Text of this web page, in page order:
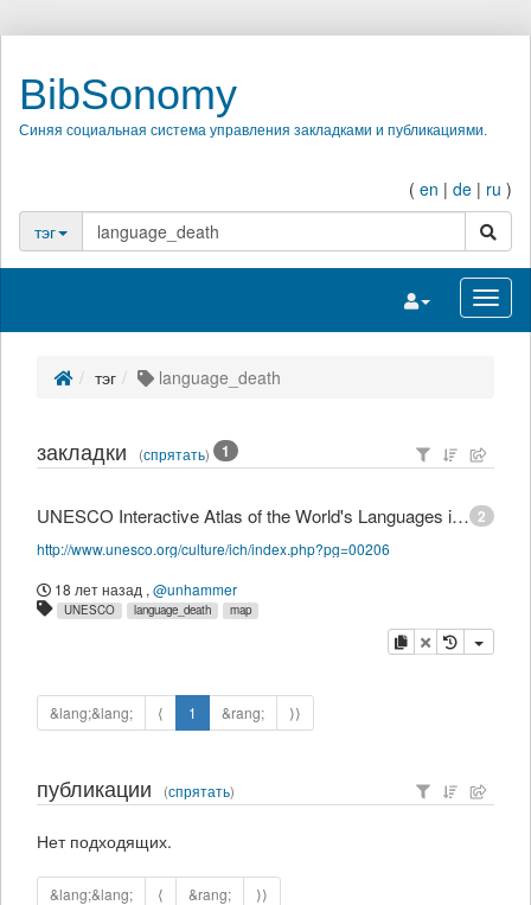
BibSonomy
Синяя социальная система управления закладками и публикациями.
( en | de | ru )
тэг
поиск
Переключить
тэг language_death
закладки (спрятать) 1
2
UNESCO Interactive Atlas of the World's Languages in Danger
http://www.unesco.org/culture/ich/index.php?pg=00206
18 лет назад , @unhammer
UNESCO language_death map
копировать
удалить
&lang;&lang; ⟨ 1 &rang; ⟩⟩
публикации (спрятать)
Нет подходящих.
&lang;&lang; ⟨ &rang; ⟩⟩